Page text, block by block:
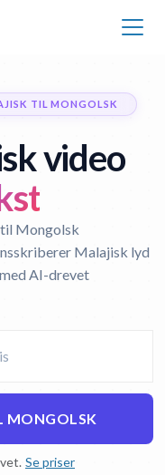
TIL MONGOLSK
video
Mongolsk
Malajisk lyd
AI-drevet
MONGOLSK
Se priser